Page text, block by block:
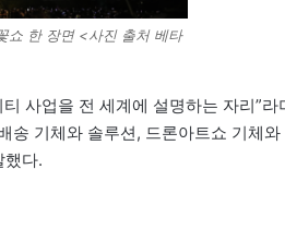
쇼 한 장면 <사진 출처 베타
사업을 전 세계에 설명하는 자리”라
송 기체와 솔루션, 드론아트쇼 기체와
했다.